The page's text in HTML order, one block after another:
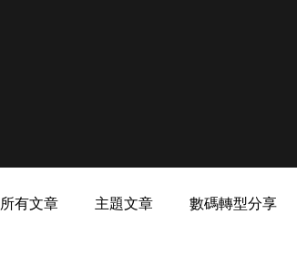
所有文章 主題文章 數碼轉型分享